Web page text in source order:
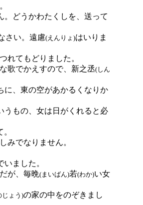
。どうかわたくしを、送って
さい。遠慮(えんりょ)はいりま
れてもどりました。
歌でかえすので、新之丞(しん
、東の空があかるくなりか
もの、女は日がくれると必
みでなりません。
ました。
が、毎晩(まいばん)若(わか)い女
じょう)の家の中をのぞきまし